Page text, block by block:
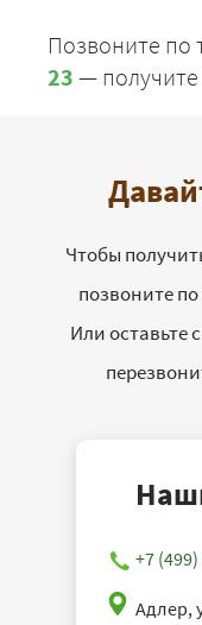
Позвоните по
23 — получите
Чтобы
позвоните
Или оставьте
+7
Адлер,